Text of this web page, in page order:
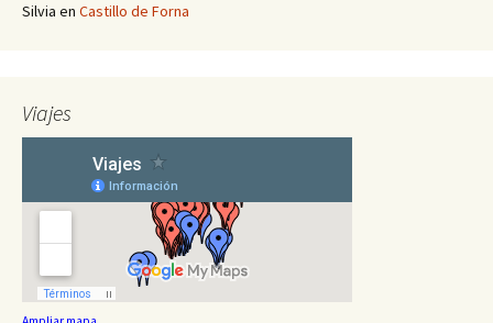
Silvia en Castillo de Forna
Viajes